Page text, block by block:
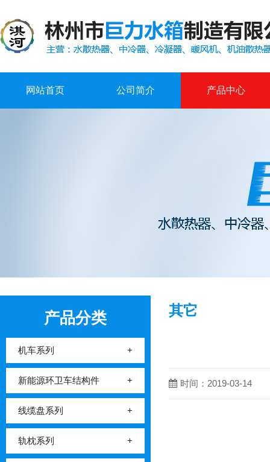
网站首页 公司简介 产品中心
产品分类
机车系列 +
新能源环卫车结构件 +
线缆盘系列 +
轨枕系列 +
其它
时间：2019-03-14